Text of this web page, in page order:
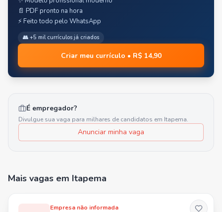
📄 PDF pronto na hora
⚡ Feito todo pelo WhatsApp
👥 +5 mil currículos já criados
Criar meu currículo • R$ 14,90
É empregador?
Divulgue sua vaga para milhares de candidatos em Itapema.
Anunciar minha vaga
Mais vagas em Itapema
Empresa não informada